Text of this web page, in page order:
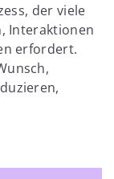
der viele
Interaktionen
erfordert.